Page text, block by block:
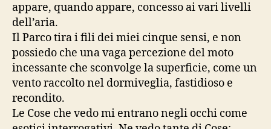
appare, quando appare, concesso ai vari livelli
dell’aria.
Il Parco tira i fili dei miei cinque sensi, e non
possiedo che una vaga percezione del moto
incessante che sconvolge la superficie, come un
vento raccolto nel dormiveglia, fastidioso e
recondito.
Le Cose che vedo mi entrano negli occhi come